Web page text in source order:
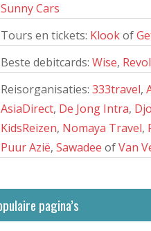
Sunny Cars
Tours en tickets: Klookof
Beste debitcards: Wise,
Reisorganisaties: 333travel,
AsiaDirect, De Jong Intra,
KidsReizen, Nomaya Travel,
Puur Azië, Sawadee ofVan
pagina’s